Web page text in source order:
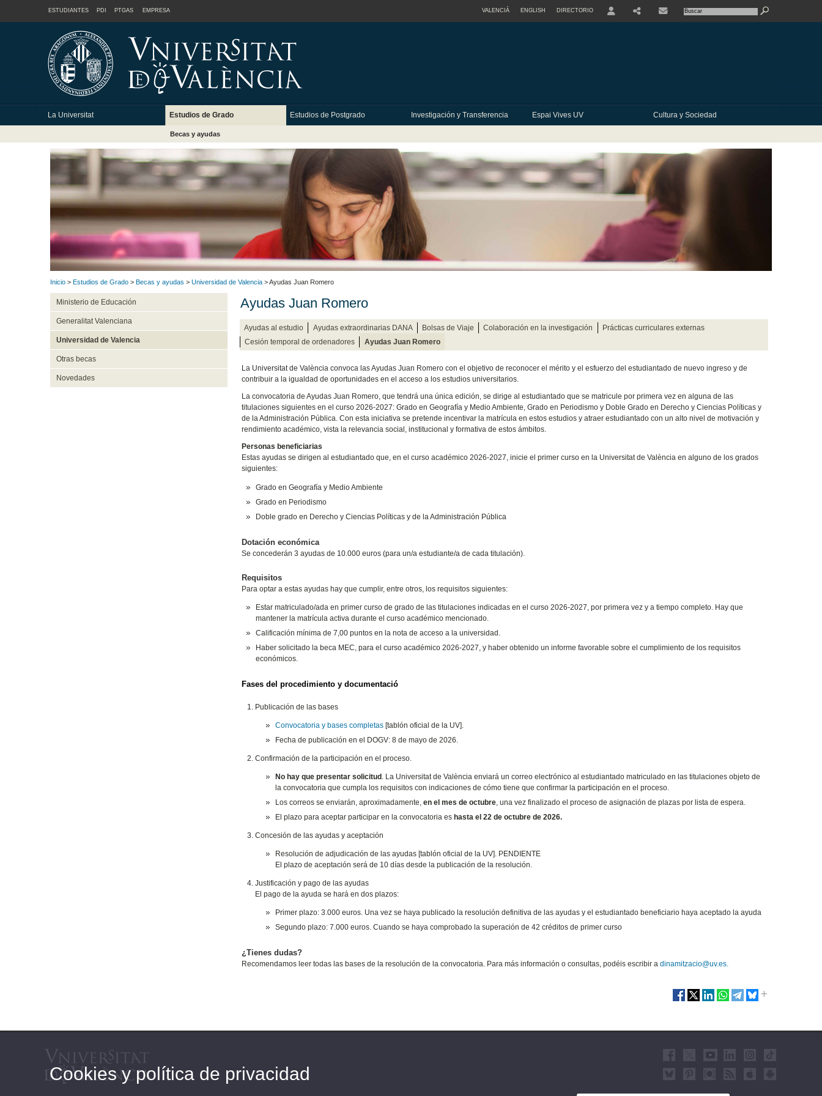
ESTUDIANTES PDI PTGAS EMPRESA VALENCIÀ ENGLISH DIRECTORIO
La Universitat Estudios de Grado Estudios de Postgrado Investigación y Transferencia Espai Vives UV Cultura y Sociedad
Becas y ayudas
Inicio > Estudios de Grado > Becas y ayudas > Universidad de Valencia > Ayudas Juan Romero
Ministerio de Educación
Generalitat Valenciana
Universidad de Valencia
Otras becas
Novedades
Ayudas Juan Romero
Ayudas al estudio Ayudas extraordinarias DANA Bolsas de Viaje Colaboración en la investigación
Prácticas curriculares externas
Cesión temporal de ordenadores
Ayudas Juan Romero
La Universitat de València convoca las Ayudas Juan Romero con el objetivo de reconocer el mérito y el esfuerzo del estudiantado de nuevo ingreso y de
contribuir a la igualdad de oportunidades en el acceso a los estudios universitarios.
La convocatoria de Ayudas Juan Romero, que tendrá una única edición, se dirige al estudiantado que se matricule por primera vez en alguna de las
titulaciones siguientes en el curso 2026-2027: Grado en Geografía y Medio Ambiente, Grado en Periodismo y Doble Grado en Derecho y Ciencias Políticas y
de la Administración Pública. Con esta iniciativa se pretende incentivar la matrícula en estos estudios y atraer estudiantado con un alto nivel de motivación y
rendimiento académico, vista la relevancia social, institucional y formativa de estos ámbitos.
Personas beneficiarias
Estas ayudas se dirigen al estudiantado que, en el curso académico 2026-2027, inicie el primer curso en la Universitat de València en alguno de los grados
siguientes:
Grado en Geografía y Medio Ambiente
Grado en Periodismo
Doble grado en Derecho y Ciencias Políticas y de la Administración Pública
Dotación económica
Se concederán 3 ayudas de 10.000 euros (para un/a estudiante/a de cada titulación).
Requisitos
Para optar a estas ayudas hay que cumplir, entre otros, los requisitos siguientes:
Estar matriculado/ada en primer curso de grado de las titulaciones indicadas en el curso 2026-2027, por primera vez y a tiempo completo. Hay que
mantener la matrícula activa durante el curso académico mencionado.
Calificación mínima de 7,00 puntos en la nota de acceso a la universidad.
Haber solicitado la beca MEC, para el curso académico 2026-2027, y haber obtenido un informe favorable sobre el cumplimiento de los requisitos
económicos.
Fases del procedimiento y documentació
Publicación de las bases
Convocatoria y bases completas[tablón oficial de la UV].
Fecha de publicación en el DOGV: 8 de mayo de 2026.
Confirmación de la participación en el proceso.
No hay que presentar solicitud . La Universitat de València enviará un correo electrónico al estudiantado matriculado en las titulaciones objeto de
la convocatoria que cumpla los requisitos con indicaciones de cómo tiene que confirmar la participación en el proceso.
Los correos se enviarán, aproximadamente, en el mes de octubre, una vez finalizado el proceso de asignación de plazas por lista de espera.
El plazo para aceptar participar en la convocatoria es hasta el 22 de octubre de 2026.
Concesión de las ayudas y aceptación
Resolución de adjudicación de las ayudas [tablón oficial de la UV]. PENDIENTE
El plazo de aceptación será de 10 días desde la publicación de la resolución.
Justificación y pago de las ayudas
El pago de la ayuda se hará en dos plazos:
Primer plazo: 3.000 euros. Una vez se haya publicado la resolución definitiva de las ayudas y el estudiantado beneficiario haya aceptado la ayuda
Segundo plazo: 7.000 euros. Cuando se haya comprobado la superación de 42 créditos de primer curso
¿Tienes dudas?
Recomendamos leer todas las bases de la resolución de la convocatoria. Para más información o consultas, podéis escribir a dinamitzacio@uv.es.
Cookies y política de privacidad